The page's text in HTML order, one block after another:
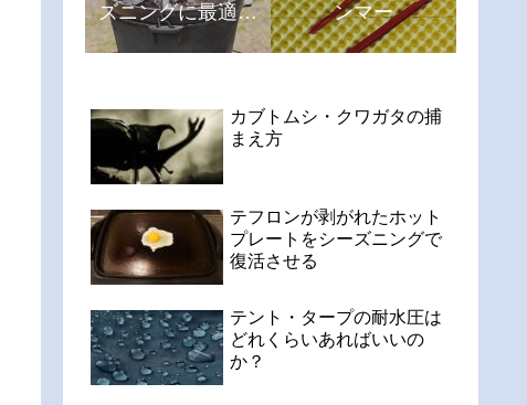
ズニングに最適な
油は?
ンマー
カブトムシ・クワガタの捕
まえ方
テフロンが剥がれたホット
プレートをシーズニングで
復活させる
テント・タープの耐水圧は
どれくらいあればいいの
か？